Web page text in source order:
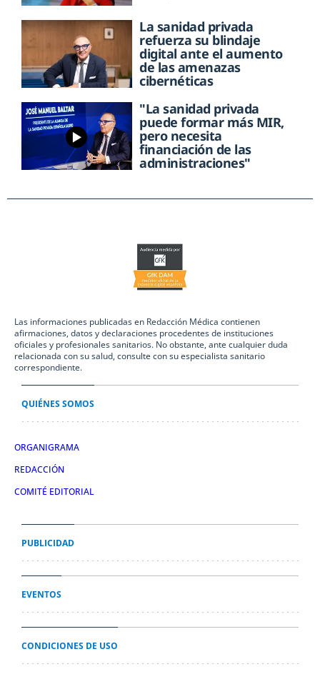
La sanidad privada
refuerza su blindaje
digital ante el aumento
de las amenazas
cibernéticas
"La sanidad privada
puede formar más MIR,
pero necesita
financiación de las
administraciones"
Las informaciones publicadas en Redacción Médica contienen
afirmaciones, datos y declaraciones procedentes de instituciones
oficiales y profesionales sanitarios. No obstante, ante cualquier duda
relacionada con su salud, consulte con su especialista sanitario
correspondiente.
QUIÉNES SOMOS
ORGANIGRAMA
REDACCIÓN
COMITÉ EDITORIAL
PUBLICIDAD
EVENTOS
CONDICIONES DE USO